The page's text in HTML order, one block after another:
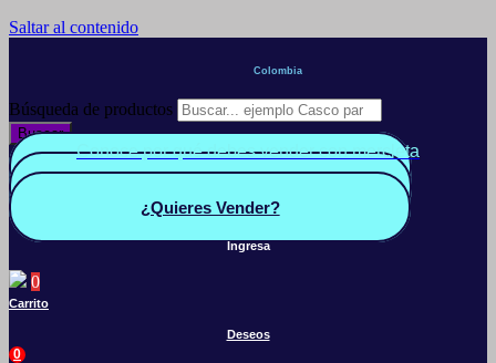
Saltar al contenido
Colombia
Búsqueda de productos
Buscar
Conoce por qué debes vender con mercleta
Quiero Vender
¿Quieres Vender?
Ingresa
0
Carrito
Deseos
0